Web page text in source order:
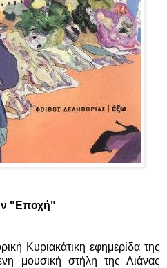
"Εποχή"
Κυριακάτικη εφημερίδα της
μουσική στήλη της Λιάνας